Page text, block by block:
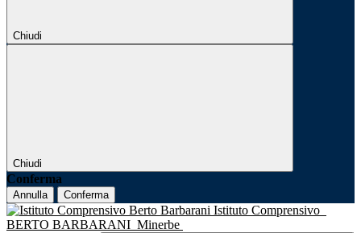
Chiudi
Chiudi
Conferma
Annulla Conferma
Istituto Comprensivo
BERTO BARBARANI Minerbe